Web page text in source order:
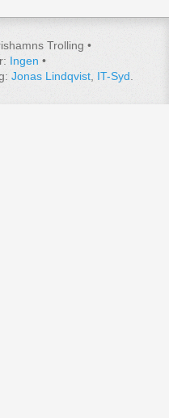
Trolling •
Ingen •
Jonas Lindqvist IT-Syd